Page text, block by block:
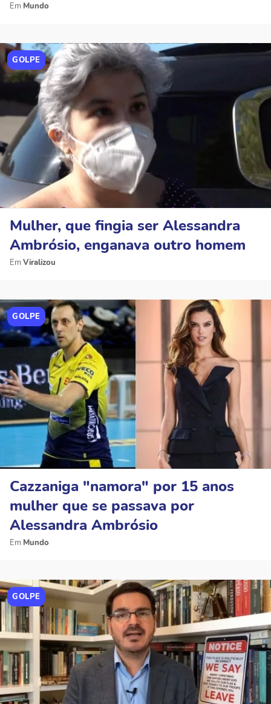
Mundo
GOLPE
Mulher, que fingia ser Alessandra
Ambrósio, enganava outro homem
Viralizou
GOLPE
Cazzaniga "namora" por 15 anos
mulher que se passava por
Alessandra Ambrósio
Mundo
GOLPE